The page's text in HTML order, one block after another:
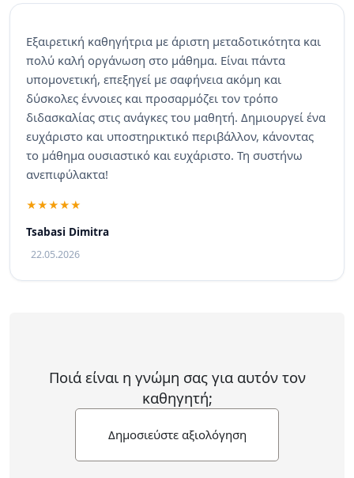
Εξαιρετική καθηγήτρια με άριστη μεταδοτικότητα και
πολύ καλή οργάνωση στο μάθημα. Είναι πάντα
υπομονετική, επεξηγεί με σαφήνεια ακόμη και
δύσκολες έννοιες και προσαρμόζει τον τρόπο
διδασκαλίας στις ανάγκες του μαθητή. Δημιουργεί ένα
ευχάριστο και υποστηρικτικό περιβάλλον, κάνοντας
το μάθημα ουσιαστικό και ευχάριστο. Τη συστήνω
ανεπιφύλακτα!
Tsabasi Dimitra
22.05.2026
Ποιά είναι η γνώμη σας για αυτόν τον
καθηγητή;
Δημοσιεύστε αξιολόγηση